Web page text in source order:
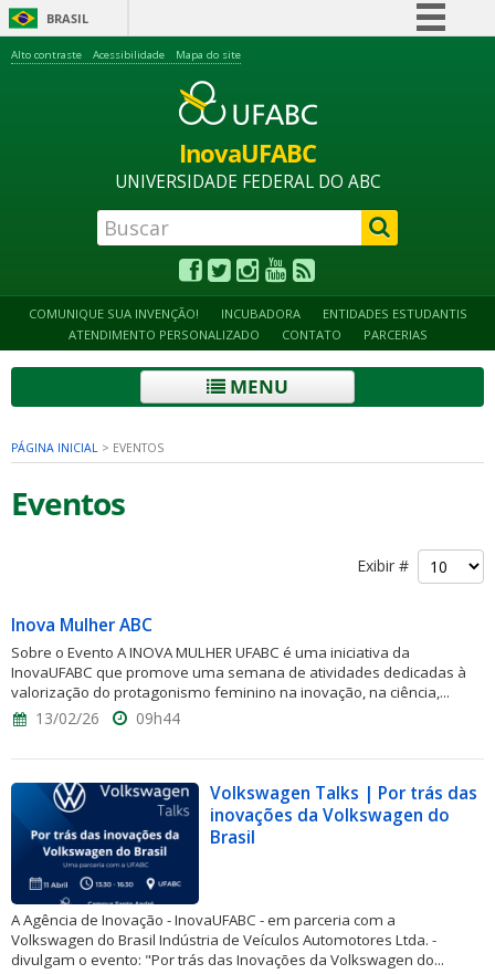
BRASIL
Acesso à informação
Canais
Alto contraste Acessibilidade Mapa do site
InovaUFABC
UNIVERSIDADE FEDERAL DO ABC
COMUNIQUE SUA INVENÇÃO! INCUBADORA
ENTIDADES ESTUDANTIS
ATENDIMENTO PERSONALIZADO
CONTATO PARCERIAS
MENU
PÁGINA INICIAL > EVENTOS
Eventos
Exibir #
Inova Mulher ABC
Sobre o Evento A INOVA MULHER UFABC é uma iniciativa da
InovaUFABC que promove uma semana de atividades dedicadas à
valorização do protagonismo feminino na inovação, na ciência,...
13/02/26 09h44
Volkswagen Talks | Por trás das
inovações da Volkswagen do
Brasil
A Agência de Inovação - InovaUFABC - em parceria com a
Volkswagen do Brasil Indústria de Veículos Automotores Ltda. -
divulgam o evento: "Por trás das Inovações da Volkswagen do...